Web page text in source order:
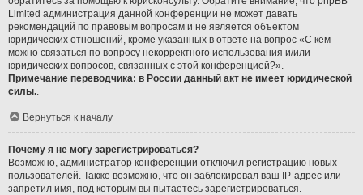
Limited администрация данной конференции не может давать
рекомендаций по правовым вопросам и не является объектом
юридических отношений, кроме указанных в ответе на вопрос «С кем
можно связаться по вопросу некорректного использования и/или
юридических вопросов, связанных с этой конференцией?».
Примечание переводчика: в России данный акт не имеет юридической
силы..
Вернуться к началу
Почему я не могу зарегистрироваться?
Возможно, администратор конференции отключил регистрацию новых
пользователей. Также возможно, что он заблокировал ваш IP-адрес или
запретил имя, под которым вы пытаетесь зарегистрироваться.